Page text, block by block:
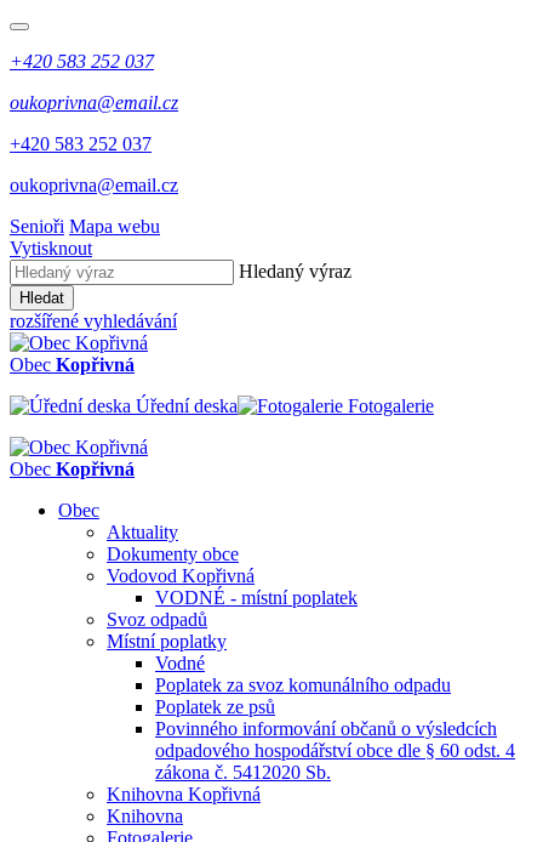
+420 583 252 037
oukoprivna@email.cz
+420 583 252 037
oukoprivna@email.cz
Senioři Mapa webu
Vytisknout
Hledaný výraz
Hledat
rozšířené vyhledávání
Obec Kopřivná
Úřední deska
Fotogalerie
Obec Kopřivná
Obec
Aktuality
Dokumenty obce
Vodovod Kopřivná
VODNÉ - místní poplatek
Svoz odpadů
Místní poplatky
Vodné
Poplatek za svoz komunálního odpadu
Poplatek ze psů
Povinného informování občanů o výsledcích
odpadového hospodářství obce dle § 60 odst. 4
zákona č. 5412020 Sb.
Knihovna Kopřivná
Knihovna
Fotogalerie